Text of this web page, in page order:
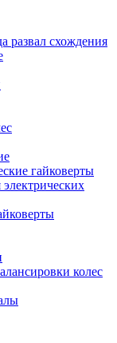
развал схождения
гайковерты
колес